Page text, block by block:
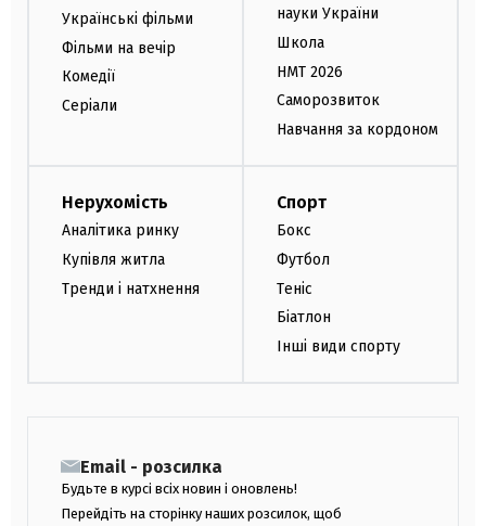
Українські фільми
Фільми на вечір
Комедії
Серіали
науки України
Школа
НМТ 2026
Саморозвиток
Навчання за кордоном
Нерухомість
Аналітика ринку
Купівля житла
Тренди і натхнення
Спорт
Бокс
Футбол
Теніс
Біатлон
Інші види спорту
Email - розсилка
Будьте в курсі всіх новин і оновлень!
Перейдіть на сторінку наших розсилок, щоб